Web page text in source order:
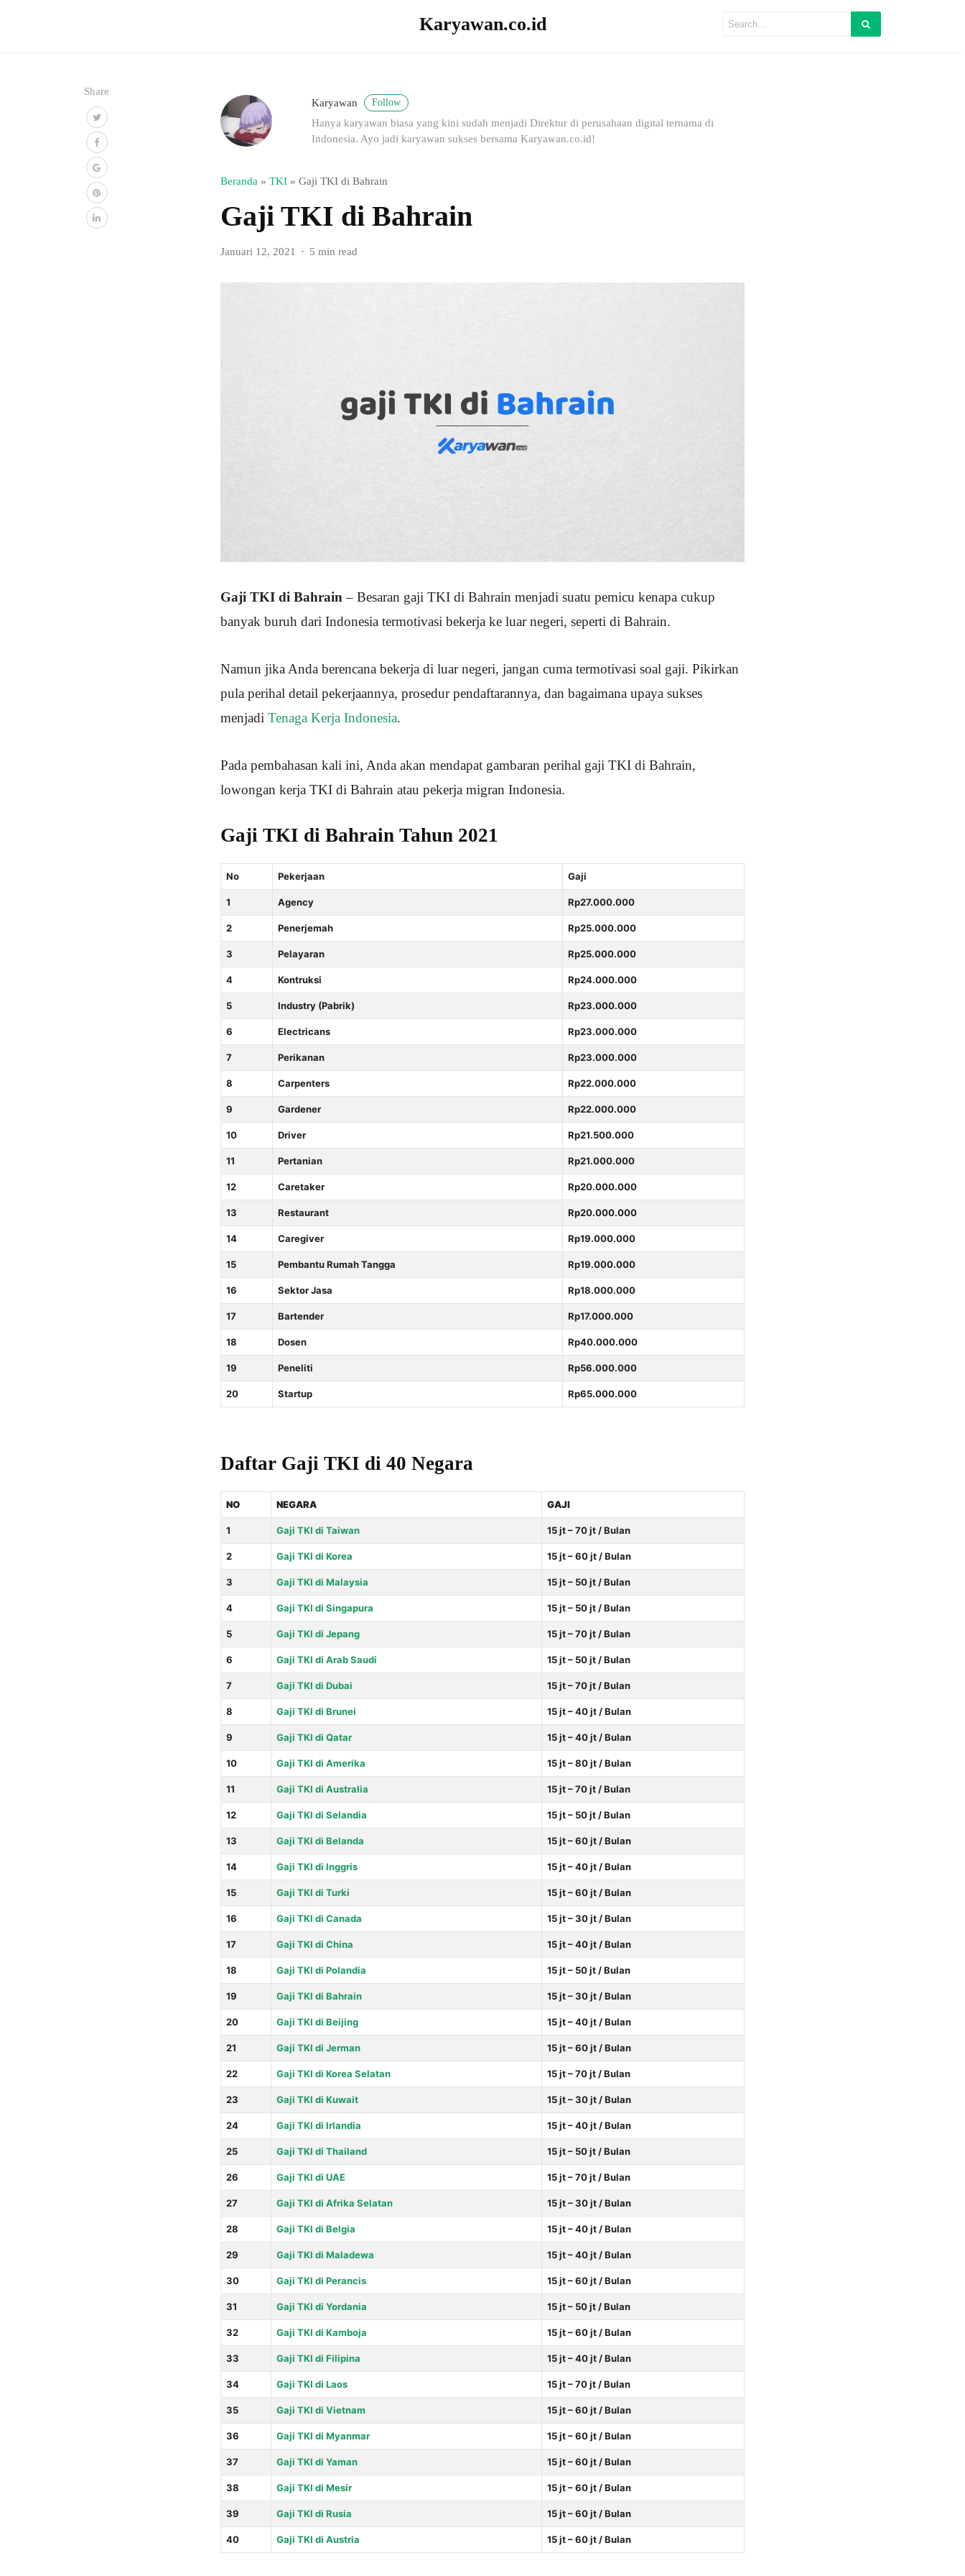
Karyawan.co.id
Share
Karyawan Follow
Hanya karyawan biasa yang kini sudah menjadi Direktur di perusahaan digital ternama di
Indonesia. Ayo jadi karyawan sukses bersama Karyawan.co.id!
Beranda » TKI » Gaji TKI di Bahrain
Gaji TKI di Bahrain
Januari 12, 2021 5 min read
Gaji TKI di Bahrain – Besaran gaji TKI di Bahrain menjadi suatu pemicu kenapa cukup
banyak buruh dari Indonesia termotivasi bekerja ke luar negeri, seperti di Bahrain.
Namun jika Anda berencana bekerja di luar negeri, jangan cuma termotivasi soal gaji. Pikirkan
pula perihal detail pekerjaannya, prosedur pendaftarannya, dan bagaimana upaya sukses
menjadi Tenaga Kerja Indonesia.
Pada pembahasan kali ini, Anda akan mendapat gambaran perihal gaji TKI di Bahrain,
lowongan kerja TKI di Bahrain atau pekerja migran Indonesia.
Gaji TKI di Bahrain Tahun 2021
No Pekerjaan Gaji
1 Agency Rp27.000.000
2 Penerjemah Rp25.000.000
3 Pelayaran Rp25.000.000
4 Kontruksi Rp24.000.000
5 Industry (Pabrik) Rp23.000.000
6 Electricans Rp23.000.000
7 Perikanan Rp23.000.000
8 Carpenters Rp22.000.000
9 Gardener Rp22.000.000
10 Driver Rp21.500.000
11 Pertanian Rp21.000.000
12 Caretaker Rp20.000.000
13 Restaurant Rp20.000.000
14 Caregiver Rp19.000.000
15 Pembantu Rumah Tangga Rp19.000.000
16 Sektor Jasa Rp18.000.000
17 Bartender Rp17.000.000
18 Dosen Rp40.000.000
19 Peneliti Rp56.000.000
20 Startup Rp65.000.000
Daftar Gaji TKI di 40 Negara
NO NEGARA GAJI
1 Gaji TKI di Taiwan 15 jt – 70 jt / Bulan
2 Gaji TKI di Korea 15 jt – 60 jt / Bulan
3 Gaji TKI di Malaysia 15 jt – 50 jt / Bulan
4 Gaji TKI di Singapura 15 jt – 50 jt / Bulan
5 Gaji TKI di Jepang 15 jt – 70 jt / Bulan
6 Gaji TKI di Arab Saudi 15 jt – 50 jt / Bulan
7 Gaji TKI di Dubai 15 jt – 70 jt / Bulan
8 Gaji TKI di Brunei 15 jt – 40 jt / Bulan
9 Gaji TKI di Qatar 15 jt – 40 jt / Bulan
10 Gaji TKI di Amerika 15 jt – 80 jt / Bulan
11 Gaji TKI di Australia 15 jt – 70 jt / Bulan
12 Gaji TKI di Selandia 15 jt – 50 jt / Bulan
13 Gaji TKI di Belanda 15 jt – 60 jt / Bulan
14 Gaji TKI di Inggris 15 jt – 40 jt / Bulan
15 Gaji TKI di Turki 15 jt – 60 jt / Bulan
16 Gaji TKI di Canada 15 jt – 30 jt / Bulan
17 Gaji TKI di China 15 jt – 40 jt / Bulan
18 Gaji TKI di Polandia 15 jt – 50 jt / Bulan
19 Gaji TKI di Bahrain 15 jt – 30 jt / Bulan
20 Gaji TKI di Beijing 15 jt – 40 jt / Bulan
21 Gaji TKI di Jerman 15 jt – 60 jt / Bulan
22 Gaji TKI di Korea Selatan 15 jt – 70 jt / Bulan
23 Gaji TKI di Kuwait 15 jt – 30 jt / Bulan
24 Gaji TKI di Irlandia 15 jt – 40 jt / Bulan
25 Gaji TKI di Thailand 15 jt – 50 jt / Bulan
26 Gaji TKI di UAE 15 jt – 70 jt / Bulan
27 Gaji TKI di Afrika Selatan 15 jt – 30 jt / Bulan
28 Gaji TKI di Belgia 15 jt – 40 jt / Bulan
29 Gaji TKI di Maladewa 15 jt – 40 jt / Bulan
30 Gaji TKI di Perancis 15 jt – 60 jt / Bulan
31 Gaji TKI di Yordania 15 jt – 50 jt / Bulan
32 Gaji TKI di Kamboja 15 jt – 60 jt / Bulan
33 Gaji TKI di Filipina 15 jt – 40 jt / Bulan
34 Gaji TKI di Laos 15 jt – 70 jt / Bulan
35 Gaji TKI di Vietnam 15 jt – 60 jt / Bulan
36 Gaji TKI di Myanmar 15 jt – 60 jt / Bulan
37 Gaji TKI di Yaman 15 jt – 60 jt / Bulan
38 Gaji TKI di Mesir 15 jt – 60 jt / Bulan
39 Gaji TKI di Rusia 15 jt – 60 jt / Bulan
40 Gaji TKI di Austria 15 jt – 60 jt / Bulan